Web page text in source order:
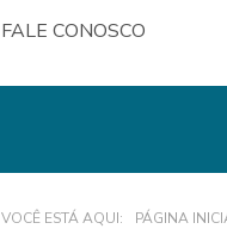
FALE CONOSCO
VOCÊ ESTÁ AQUI: PÁGINA